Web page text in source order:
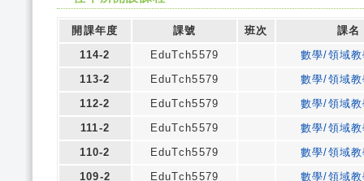
開課年度 課號 班次
課名
114-2
EduTch5579
數學/領域
113-2
EduTch5579
數學/領域
112-2
EduTch5579
數學/領域
111-2
EduTch5579
數學/領域
110-2
EduTch5579
數學/領域
109-2
EduTch5579
數學/領域